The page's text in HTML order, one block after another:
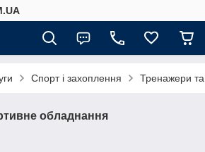
Спорт і захоплення Тренажери
обладнання